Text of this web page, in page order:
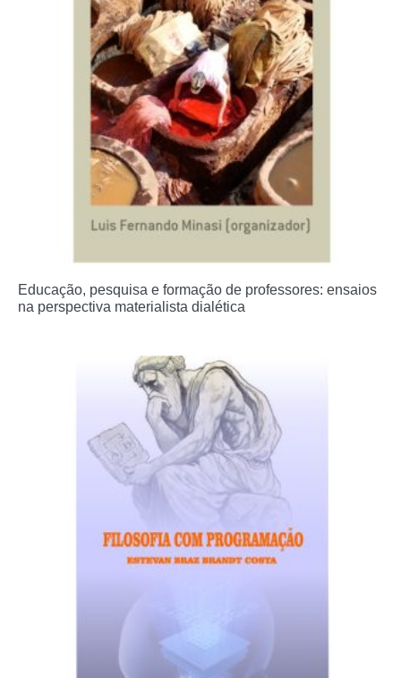
Educação, pesquisa e formação de professores: ensaios
na perspectiva materialista dialética